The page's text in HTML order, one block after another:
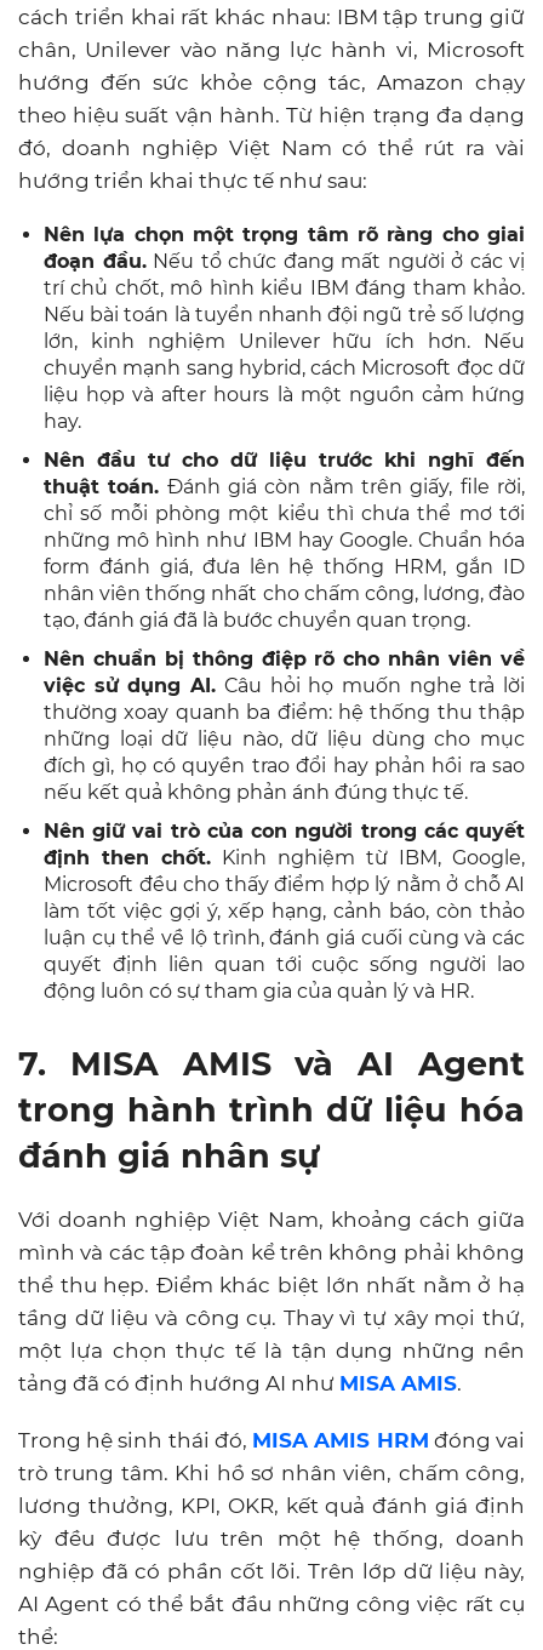
cách triển khai rất khác nhau: IBM tập trung giữ
chân, Unilever vào năng lực hành vi, Microsoft
hướng đến sức khỏe cộng tác, Amazon chạy
theo hiệu suất vận hành. Từ hiện trạng đa dạng
đó, doanh nghiệp Việt Nam có thể rút ra vài
hướng triển khai thực tế như sau:
Nên lựa chọn một trọng tâm rõ ràng cho giai
đoạn đầu.Nếu tổ chức đang mất người ở các vị
trí chủ chốt, mô hình kiểu IBM đáng tham khảo.
Nếu bài toán là tuyển nhanh đội ngũ trẻ số lượng
lớn, kinh nghiệm Unilever hữu ích hơn. Nếu
chuyển mạnh sang hybrid, cách Microsoft đọc dữ
liệu họp và after hours là một nguồn cảm hứng
hay.
Nên đầu tư cho dữ liệu trước khi nghĩ đến
thuật toán. Đánh giá còn nằm trên giấy, file rời,
chỉ số mỗi phòng một kiểu thì chưa thể mơ tới
những mô hình như IBM hay Google. Chuẩn hóa
form đánh giá, đưa lên hệ thống HRM, gắn ID
nhân viên thống nhất cho chấm công, lương, đào
tạo, đánh giá đã là bước chuyển quan trọng.
Nên chuẩn bị thông điệp rõ cho nhân viên về
việc sử dụng AI. Câu hỏi họ muốn nghe trả lời
thường xoay quanh ba điểm: hệ thống thu thập
những loại dữ liệu nào, dữ liệu dùng cho mục
đích gì, họ có quyền trao đổi hay phản hồi ra sao
nếu kết quả không phản ánh đúng thực tế.
Nên giữ vai trò của con người trong các quyết
định then chốt. Kinh nghiệm từ IBM, Google,
Microsoft đều cho thấy điểm hợp lý nằm ở chỗ AI
làm tốt việc gợi ý, xếp hạng, cảnh báo, còn thảo
luận cụ thể về lộ trình, đánh giá cuối cùng và các
quyết định liên quan tới cuộc sống người lao
động luôn có sự tham gia của quản lý và HR.
7. MISA AMIS và AI Agent
trong hành trình dữ liệu hóa
đánh giá nhân sự
Với doanh nghiệp Việt Nam, khoảng cách giữa
mình và các tập đoàn kể trên không phải không
thể thu hẹp. Điểm khác biệt lớn nhất nằm ở hạ
tầng dữ liệu và công cụ. Thay vì tự xây mọi thứ,
một lựa chọn thực tế là tận dụng những nền
tảng đã có định hướng AI như MISA AMIS.
Trong hệ sinh thái đó, MISA AMIS HRM đóng vai
trò trung tâm. Khi hồ sơ nhân viên, chấm công,
lương thưởng, KPI, OKR, kết quả đánh giá định
kỳ đều được lưu trên một hệ thống, doanh
nghiệp đã có phần cốt lõi. Trên lớp dữ liệu này,
AI Agent có thể bắt đầu những công việc rất cụ
thể: